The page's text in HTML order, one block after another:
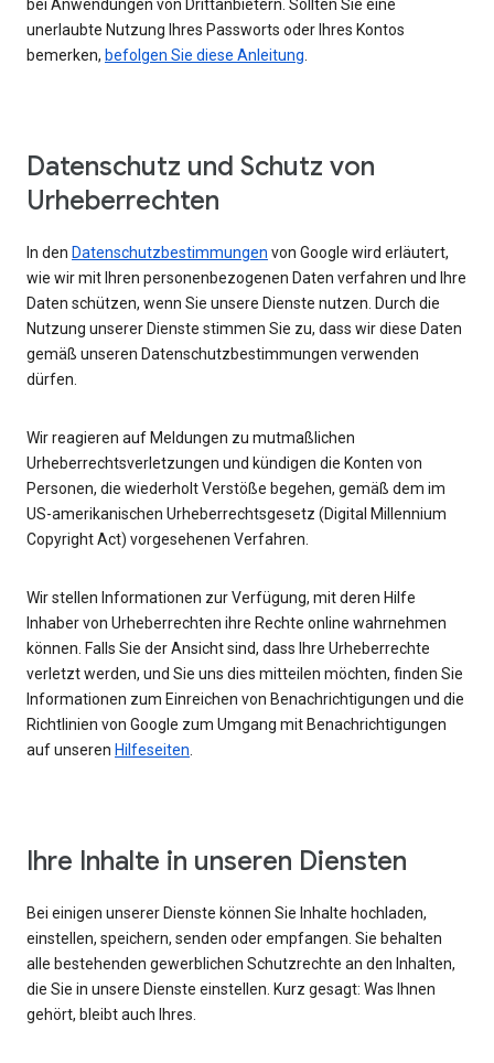
bei Anwendungen von Drittanbietern. Sollten Sie eine
unerlaubte Nutzung Ihres Passworts oder Ihres Kontos
bemerken, befolgen Sie diese Anleitung.
Datenschutz und Schutz von
Urheberrechten
In den Datenschutzbestimmungen von Google wird erläutert,
wie wir mit Ihren personenbezogenen Daten verfahren und Ihre
Daten schützen, wenn Sie unsere Dienste nutzen. Durch die
Nutzung unserer Dienste stimmen Sie zu, dass wir diese Daten
gemäß unseren Datenschutzbestimmungen verwenden
dürfen.
Wir reagieren auf Meldungen zu mutmaßlichen
Urheberrechtsverletzungen und kündigen die Konten von
Personen, die wiederholt Verstöße begehen, gemäß dem im
US-amerikanischen Urheberrechtsgesetz (Digital Millennium
Copyright Act) vorgesehenen Verfahren.
Wir stellen Informationen zur Verfügung, mit deren Hilfe
Inhaber von Urheberrechten ihre Rechte online wahrnehmen
können. Falls Sie der Ansicht sind, dass Ihre Urheberrechte
verletzt werden, und Sie uns dies mitteilen möchten, finden Sie
Informationen zum Einreichen von Benachrichtigungen und die
Richtlinien von Google zum Umgang mit Benachrichtigungen
auf unseren Hilfeseiten.
Ihre Inhalte in unseren Diensten
Bei einigen unserer Dienste können Sie Inhalte hochladen,
einstellen, speichern, senden oder empfangen. Sie behalten
alle bestehenden gewerblichen Schutzrechte an den Inhalten,
die Sie in unsere Dienste einstellen. Kurz gesagt: Was Ihnen
gehört, bleibt auch Ihres.